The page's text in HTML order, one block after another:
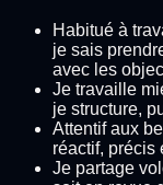
Habitué à
je sais
avec les
Je travaille
je structure,
Attentif aux
réactif, précis
Je partage